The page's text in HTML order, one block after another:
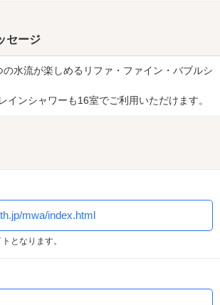
セージ
水流が楽しめるリファ・ファイン・バブルシ
インシャワーも16室でご利用いただけます。
mwa/index.html
となります。